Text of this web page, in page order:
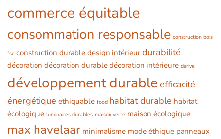
commerce équitable
consommation responsable construction bois
fsc construction durable design intérieur durabilité
décoration décoration durable décoration intérieure dérive
développement durable efficacité
énergétique ethiquable food habitat durable habitat
écologique luminaires durables maison verte maison écologique
max havelaar minimalisme mode éthique panneaux